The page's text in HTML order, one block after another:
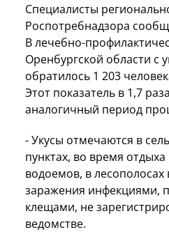
Специалисты
Роспотребнадзора
В лечебно-
Оренбургской области с
обратилось 1 203
Этот показатель в 1,7
аналогичный период
- Укусы отмечаются в
пунктах, во время
водоемов, в лесополосах
заражения инфекциями,
клещами, не
ведомстве.